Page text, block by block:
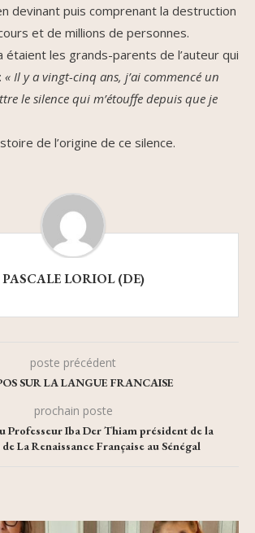
devinant puis comprenant la destruction
et de millions de personnes.
étaient les grands-parents de l’auteur qui
« Il y a vingt-cinq ans, j’ai commencé un
le silence qui m’étouffe depuis que je
de l’origine de ce silence.
PASCALE LORIOL (DE)
poste précédent
SUR LA LANGUE FRANCAISE
prochain poste
Professeur Iba Der Thiam président de la
La Renaissance Française au Sénégal